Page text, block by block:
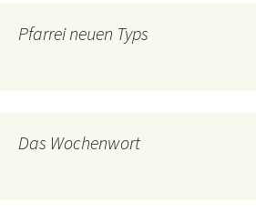
Pfarrei neuen Typs
Das Wochenwort